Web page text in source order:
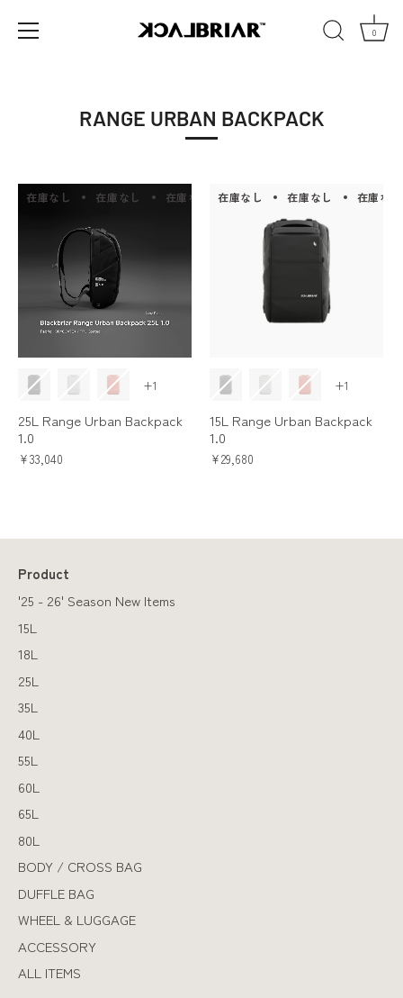
0
RANGE URBAN BACKPACK
在庫なし 在庫なし 在庫なし 在庫なし 在庫なし 在庫
+1
25L Range Urban Backpack
1.0
¥33,040
在庫なし 在庫なし 在庫なし
+1
15L Range Urban Backpack
1.0
¥29,680
Product
'25 - 26' Season New Items
15L
18L
25L
35L
40L
55L
60L
65L
80L
BODY / CROSS BAG
DUFFLE BAG
WHEEL & LUGGAGE
ACCESSORY
ALL ITEMS